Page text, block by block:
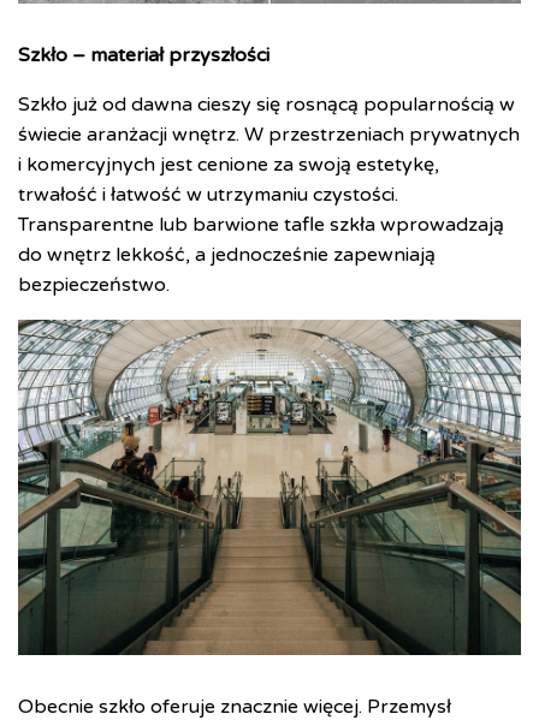
Szkło – materiał przyszłości
Szkło już od dawna cieszy się rosnącą popularnością w
świecie aranżacji wnętrz. W przestrzeniach prywatnych
i komercyjnych jest cenione za swoją estetykę,
trwałość i łatwość w utrzymaniu czystości.
Transparentne lub barwione tafle szkła wprowadzają
do wnętrz lekkość, a jednocześnie zapewniają
bezpieczeństwo.
Obecnie szkło oferuje znacznie więcej. Przemysł